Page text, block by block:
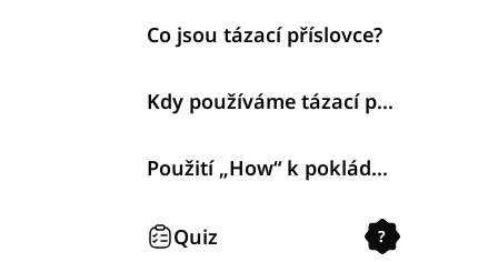
Co jsou tázací příslovce?
Kdy používáme tázací příslovce?
Použití „How“ k pokládání otázek
Quiz ?